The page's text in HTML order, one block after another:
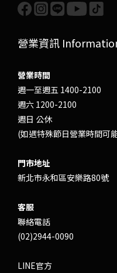
營業資訊
營業時間
週一至週五 1400-2100
週六 1200-2100
週日 公休
(如遇特殊節日營業時間可
門市地址
新北市永和區安樂路80號
客服
聯絡電話
(02)2944-0090
LINE官方